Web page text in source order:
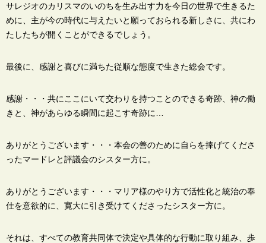
サレジオのカリスマのいのちを生み出す力を今日の世界で生きるた
めに、主が今の時代に与えたいと願っておられる新しさに、共にわ
たしたちが開くことができるでしょう。
最後に、感謝と喜びに満ちた従順な態度で生きた総会です。
感謝・・・共にここにいて交わりを持つことのできる奇跡、神の働
きと、神があらゆる瞬間に起こす奇跡に…
ありがとうございます・・・本会の善のために自らを捧げてくださ
ったマードレと評議会のシスター方に。
ありがとうございます・・・マリア様のやり方で活性化と統治の奉
仕を意欲的に、寛大に引き受けてくださったシスター方に。
それは、すべての教育共同体で決定や具体的な行動に取り組み、歩